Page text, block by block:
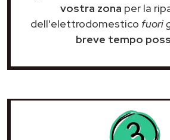
vostra zona per la
dell'elettrodomestico fuori
breve tempo